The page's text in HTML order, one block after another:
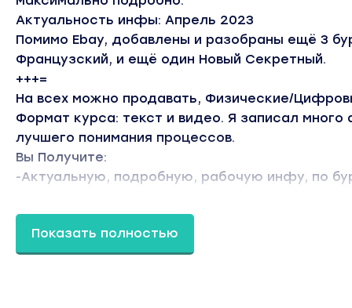
Актуальность инфы: Апрель 2023
Помимо Ebay, добавлены и разобраны ещё 3
Французский, и ещё один Новый Секретный.
+++=
На всех можно продавать, Физические/
Формат курса: текст и видео. Я записал много
лучшего понимания процессов.
Вы Получите:
-Актуальную, подробную, рабочую инфу, по
В курсе подробно разобран каждый шоп!
Показать полностью